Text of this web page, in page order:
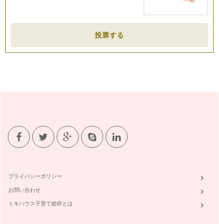
育休からの復職！への準備
4月から育児休職明けの職場復帰を予定している方は多いは
育児期でも「自分時間」の作り方
妊娠を機に生活が一変した人も多いのではないだろうか。 自
今年は達成！の目標設定法
年末になると1年のを振り返り、「来年こそは○○しよう！」と
心に誓い、年始になると「今年は○…
投票する
プライバシーポリシー
お問い合わせ
ミキハウス子育て総研とは